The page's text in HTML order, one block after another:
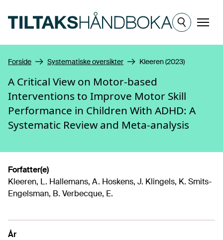
Meny
Forside Systematiske oversikter Kleeren (2023)
A Critical View on Motor-based
Interventions to Improve Motor Skill
Performance in Children With ADHD: A
Systematic Review and Meta-analysis
Forfatter(e)
Kleeren, L. Hallemans, A. Hoskens, J. Klingels, K. Smits-
Engelsman, B. Verbecque, E.
År